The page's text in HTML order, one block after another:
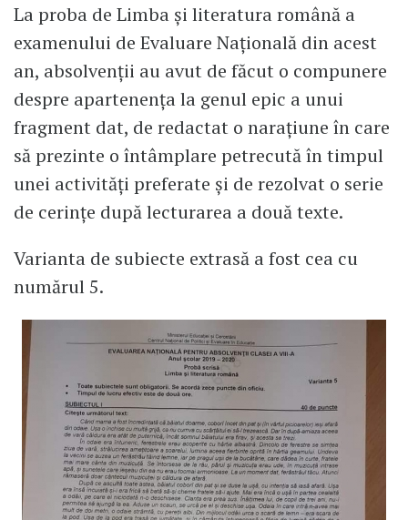
La proba de Limba și literatura română a
examenului de Evaluare Națională din acest
an, absolvenții au avut de făcut o compunere
despre apartenența la genul epic a unui
fragment dat, de redactat o narațiune în care
să prezinte o întâmplare petrecută în timpul
unei activități preferate și de rezolvat o serie
de cerințe după lecturarea a două texte.
Varianta de subiecte extrasă a fost cea cu
numărul 5.